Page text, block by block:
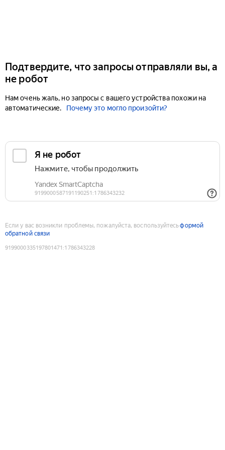
Подтвердите, что запросы отправляли вы, а
не робот
Нам очень жаль, но запросы с вашего устройства похожи на
автоматические.
Почему это могло произойти?
Если у вас возникли проблемы, пожалуйста, воспользуйтесьформой
обратной связи
9199000335197801471 :1786343228